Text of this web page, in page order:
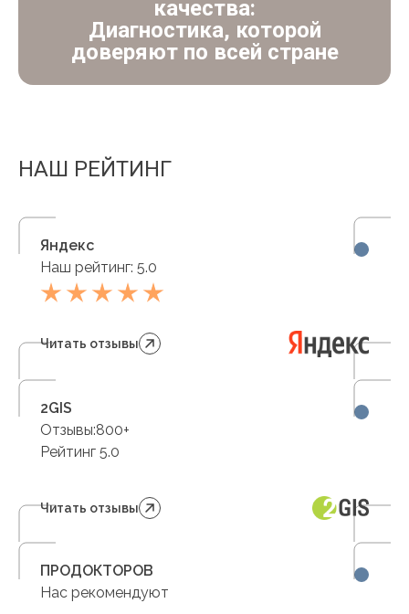
качества:
Диагностика, которой
доверяют по всей стране
НАШ РЕЙТИНГ
Яндекс
Наш рейтинг: 5.0
Читать отзывы
2GIS
Отзывы:800+
Рейтинг 5.0
Читать отзывы
ПРОДОКТОРОВ
Нас рекомендуют